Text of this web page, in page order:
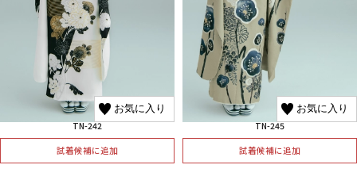
お気に入り
TN-242
試着候補に追加
お気に入り
TN-245
試着候補に追加